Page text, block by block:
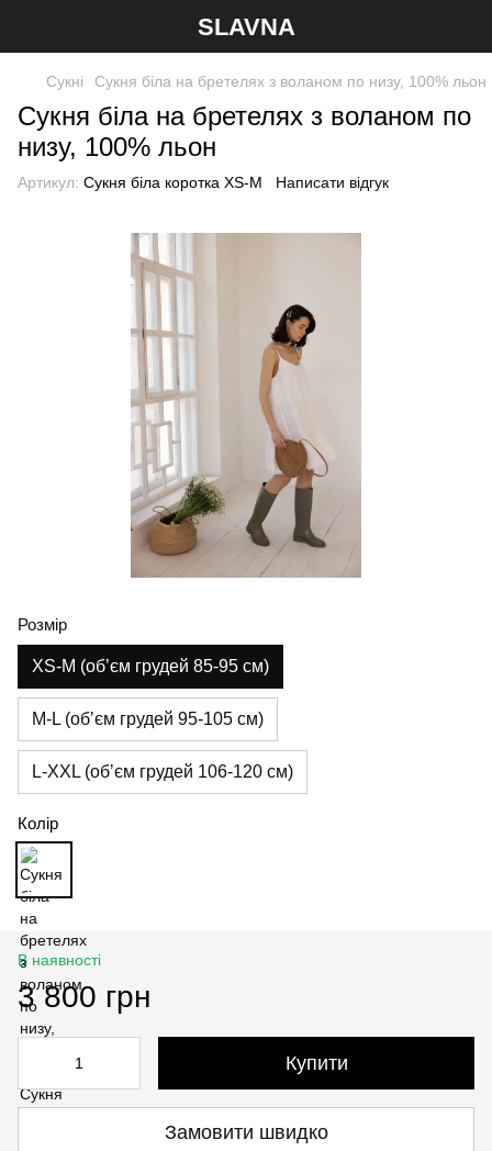
SLAVNA
Сукні Сукня біла на бретелях з воланом по низу, 100% льон
Сукня біла на бретелях з воланом по
низу, 100% льон
Артикул: Сукня біла коротка XS-M Написати відгук
Розмір
XS-M (обʼєм грудей 85-95 см)
M-L (обʼєм грудей 95-105 см)
L-XXL (обʼєм грудей 106-120 см)
Колір
В наявності
3 800 грн
Купити
Замовити швидко